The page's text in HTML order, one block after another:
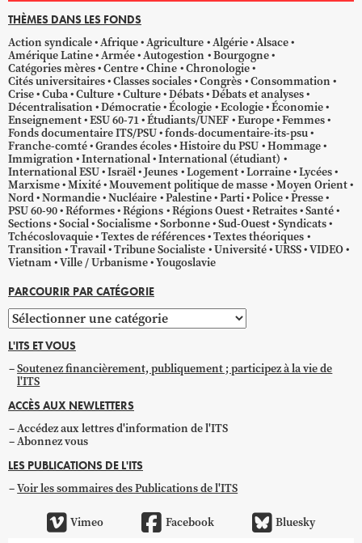
THÈMES DANS LES FONDS
Action syndicale Afrique Agriculture Algérie Alsace
Amérique Latine Armée Autogestion
Bourgogne
Catégories mères Centre Chine Chronologie
Cités universitaires Classes sociales Congrès Consommation
Crise Cuba Culture Culture Débats Débats et analyses
Décentralisation Démocratie Écologie Ecologie Économie
Enseignement ESU 60-71 Étudiants/UNEF Europe Femmes
Fonds documentaire ITS/PSU fonds-documentaire-its-psu
Franche-comté Grandes écoles Histoire du PSU Hommage
Immigration International International (étudiant)
International ESU Israël Jeunes Logement Lorraine Lycées
Marxisme Mixité Mouvement politique de masse Moyen Orient
Nord Normandie Nucléaire Palestine Parti Police Presse
PSU 60-90 Réformes Régions Régions Ouest Retraites Santé
Sections Social Socialisme Sorbonne Sud-Ouest Syndicats
Tchécoslovaquie Textes de références Textes théoriques
Transition Travail Tribune Socialiste Université URSS VIDEO
Vietnam Ville / Urbanisme Yougoslavie
PARCOURIR PAR CATÉGORIE
Parcourir
par
catégorie
L'ITS ET VOUS
Soutenez financièrement, publiquement ; participez à la vie de
l'ITS
ACCÈS AUX NEWLETTERS
Accédez aux lettres d'information de l'ITS
Abonnez vous
LES PUBLICATIONS DE L'ITS
Voir les sommaires des Publications de l'ITS
Vimeo Facebook Bluesky